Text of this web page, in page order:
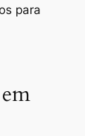
para